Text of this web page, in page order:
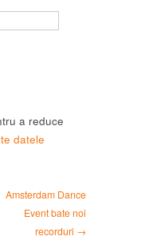
a reduce
datele
Amsterdam Dance
Event bate noi
recorduri →